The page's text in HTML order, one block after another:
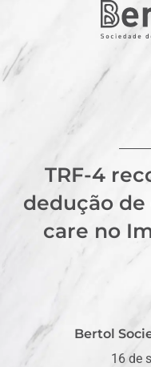
TRF-4
dedução
care no
Bertol
16 de